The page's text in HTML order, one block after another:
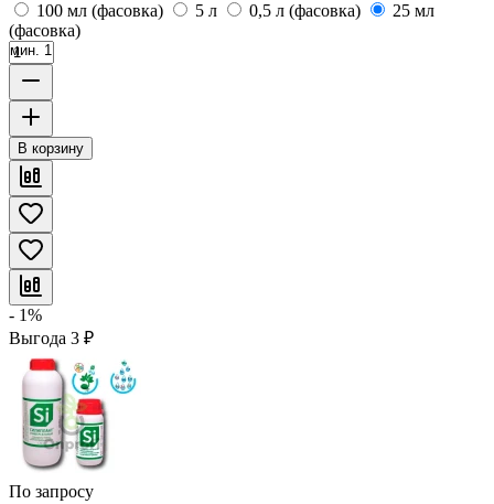
100 мл (фасовка)
5 л 0,5 л (фасовка)
25 мл
(фасовка)
мин. 1
В корзину
- 1%
Выгода 3 ₽
По запросу